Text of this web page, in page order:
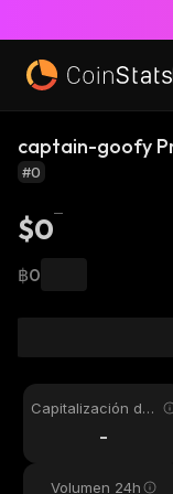
captain-goofy
#0
$0
฿0
Capitalización de
-
Volumen 24h